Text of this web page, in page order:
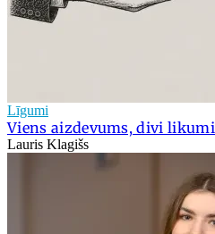
Līgumi
Viens aizdevums, divi likumi
Lauris Klagišs